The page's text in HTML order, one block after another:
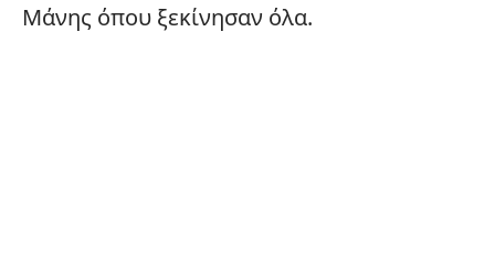
Μάνης όπου ξεκίνησαν όλα.